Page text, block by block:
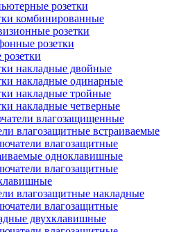
розетки
комбинированные
розетки
розетки
накладные двойные
накладные одинарные
накладные тройные
накладные четверные
влагозащищенные
влагозащитные встраиваемые
влагозащитные
одноклавишные
влагозащитные
влагозащитные накладные
влагозащитные
двухклавишные